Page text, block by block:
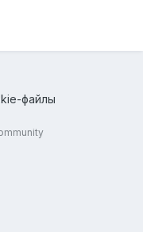
Видевшие
скажешь в
файлы